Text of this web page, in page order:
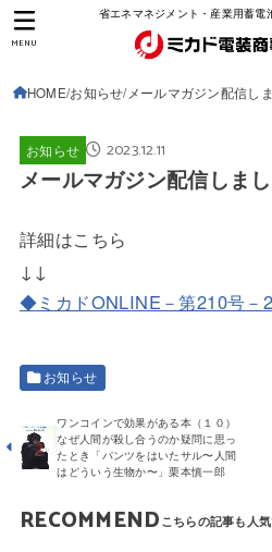
省エネマネジメント・産業用蓄電
MENU
HOME お知らせ メールマガジン配信し
お知らせ 2023.12.11
メールマガジン配信しま
詳細はこちら
↓↓
◆ミカドONLINE－第210号－
お知らせ
ワンコインで効果がある本（１０）
なぜ人間が殺し合うのか疑問に思っ
たとき「パンツをはいたサル〜人間
はどういう生物か〜」栗本慎一郎
RECOMMEND